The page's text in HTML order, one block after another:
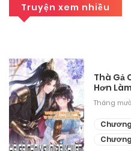
Truyện xem nhiều
Thà Gả
Hơn
Tháng